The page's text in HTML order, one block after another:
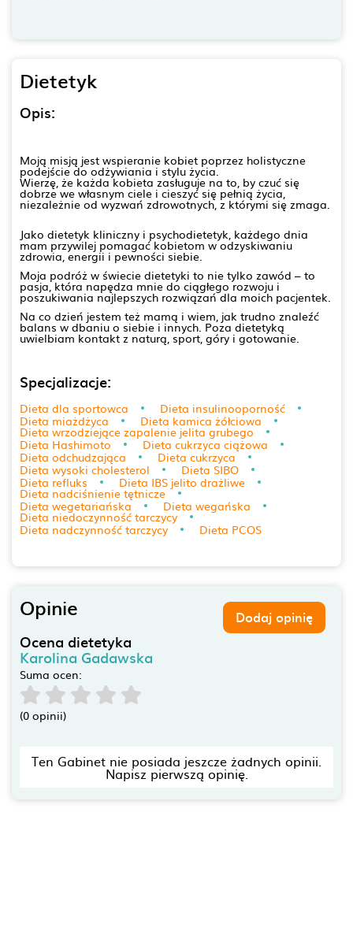
Dietetyk
Opis:
Moją misją jest wspieranie kobiet poprzez holistyczne
podejście do odżywiania i stylu życia.
Wierzę, że każda kobieta zasługuje na to, by czuć się
dobrze we własnym ciele i cieszyć się pełnią życia,
niezależnie od wyzwań zdrowotnych, z którymi się zmaga.
Jako dietetyk kliniczny i psychodietetyk, każdego dnia
mam przywilej pomagać kobietom w odzyskiwaniu
zdrowia, energii i pewności siebie.
Moja podróż w świecie dietetyki to nie tylko zawód – to
pasja, która napędza mnie do ciągłego rozwoju i
poszukiwania najlepszych rozwiązań dla moich pacjentek.
Na co dzień jestem też mamą i wiem, jak trudno znaleźć
balans w dbaniu o siebie i innych. Poza dietetyką
uwielbiam kontakt z naturą, sport, góry i gotowanie.
Specjalizacje:
Dieta dla sportowca
Dieta insulinooporność
Dieta miażdżyca
Dieta kamica żółciowa
Dieta wrzodziejące zapalenie jelita grubego
Dieta Hashimoto
Dieta cukrzyca ciążowa
Dieta odchudzająca
Dieta cukrzyca
Dieta wysoki cholesterol
Dieta SIBO
Dieta refluks
Dieta IBS jelito drażliwe
Dieta nadciśnienie tętnicze
Dieta wegetariańska
Dieta wegańska
Dieta niedoczynność tarczycy
Dieta nadczynność tarczycy
Dieta PCOS
Opinie Dodaj opinię
Ocena dietetyka
Karolina Gadawska
Suma ocen:
(0 opinii)
Ten Gabinet nie posiada jeszcze żadnych opinii.
Napisz pierwszą opinię.